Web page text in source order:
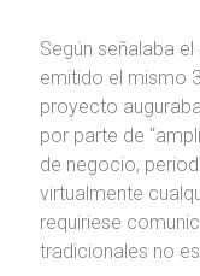
Según señalaba
emitido el mismo
proyecto
por parte de
de negocio,
virtualmente
requiriese
tradicionales no